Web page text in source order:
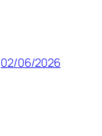
02/06/2026